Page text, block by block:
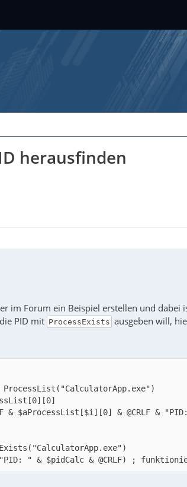
herausfinden
im Forum ein Beispiel erstellen und dabei
PID mit ProcessExists ausgeben will,
"PID: " & $pidCalc & @CRLF) ;